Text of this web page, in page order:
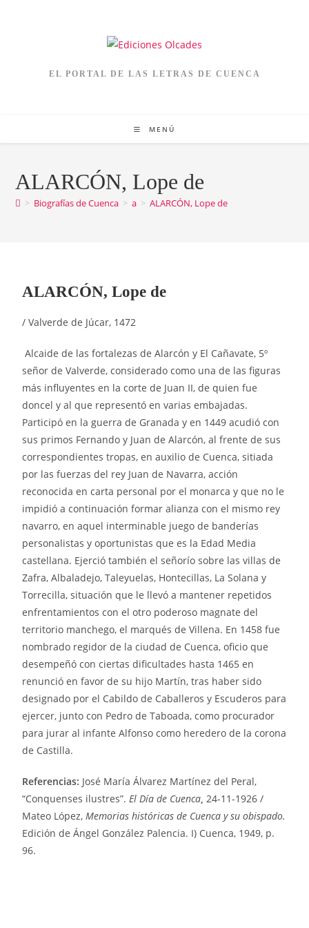
EL PORTAL DE LAS LETRAS DE CUENCA
MENÚ
ALARCÓN, Lope de
> Biografías de Cuenca > a > ALARCÓN, Lope de
ALARCÓN, Lope de
/ Valverde de Júcar, 1472
Alcaide de las fortalezas de Alarcón y El Cañavate, 5º
señor de Valverde, considerado como una de las figuras
más influyentes en la corte de Juan II, de quien fue
doncel y al que representó en varias embajadas.
Participó en la guerra de Granada y en 1449 acudió con
sus primos Fernando y Juan de Alarcón, al frente de sus
correspondientes tropas, en auxilio de Cuenca, sitiada
por las fuerzas del rey Juan de Navarra, acción
reconocida en carta personal por el monarca y que no le
impidió a continuación formar alianza con el mismo rey
navarro, en aquel interminable juego de banderías
personalistas y oportunistas que es la Edad Media
castellana. Ejerció también el señorío sobre las villas de
Zafra, Albaladejo, Taleyuelas, Hontecillas, La Solana y
Torrecilla, situación que le llevó a mantener repetidos
enfrentamientos con el otro poderoso magnate del
territorio manchego, el marqués de Villena. En 1458 fue
nombrado regidor de la ciudad de Cuenca, oficio que
desempeñó con ciertas dificultades hasta 1465 en
renunció en favor de su hijo Martín, tras haber sido
designado por el Cabildo de Caballeros y Escuderos para
ejercer, junto con Pedro de Taboada, como procurador
para jurar al infante Alfonso como heredero de la corona
de Castilla.
Referencias: José María Álvarez Martínez del Peral,
“Conquenses ilustres”. El Día de Cuenca 24-11-1926 /
Mateo López, Memorias históricas de Cuenca y su obispado.
Edición de Ángel González Palencia. I) Cuenca, 1949, p.
96.